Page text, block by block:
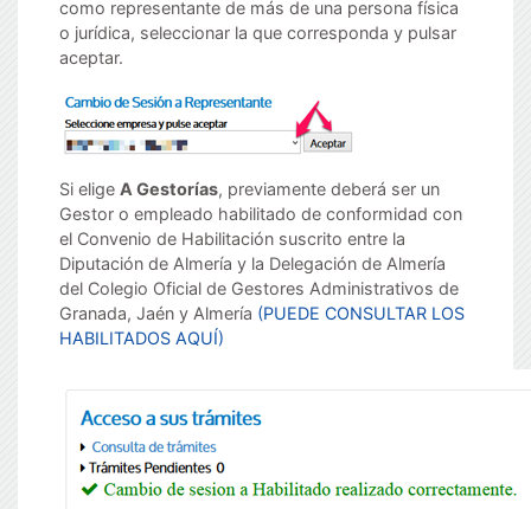
como representante de más de una persona física
o jurídica, seleccionar la que corresponda y pulsar
aceptar.
Si elige A Gestorías, previamente deberá ser un
Gestor o empleado habilitado de conformidad con
el Convenio de Habilitación suscrito entre la
Diputación de Almería y la Delegación de Almería
del Colegio Oficial de Gestores Administrativos de
Granada, Jaén y Almería (PUEDE CONSULTAR LOS
HABILITADOS AQUÍ)